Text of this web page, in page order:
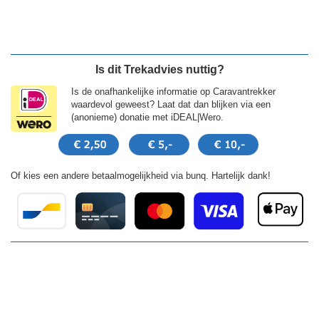
Is dit Trekadvies nuttig?
Is de onafhankelijke informatie op Caravantrekker
waardevol geweest? Laat dat dan blijken via een
(anonieme) donatie met iDEAL|Wero.
Of kies een andere betaalmogelijkheid via bunq. Hartelijk dank!